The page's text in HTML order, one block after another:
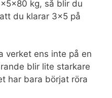
kg, så blir du
du klarar 3×5 på
verket ens inte på en
blir lite starkare
har bara börjat röra